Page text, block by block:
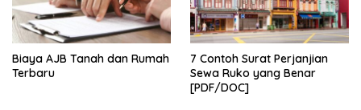
Biaya AJB Tanah dan Rumah
Terbaru
7 Contoh Surat Perjanjian
Sewa Ruko yang Benar
[PDF/DOC]